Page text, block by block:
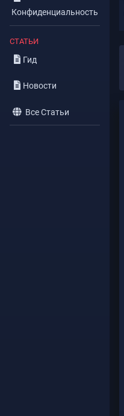
Конфиденциальность
СТАТЬИ
Гид
Новости
Все Статьи